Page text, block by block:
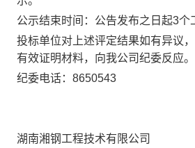
公示结束时间：公告发布之日起3个
投标单位对上述评定结果如有异议
有效证明材料，向我公司纪委反应。
纪委电话：8650543
湖南湘钢工程技术有限公司